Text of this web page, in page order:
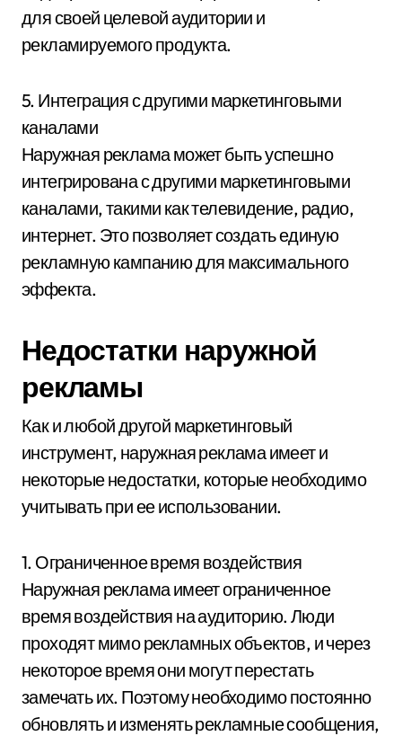
для своей целевой аудитории и
рекламируемого продукта.
5. Интеграция с другими маркетинговыми
каналами
Наружная реклама может быть успешно
интегрирована с другими маркетинговыми
каналами, такими как телевидение, радио,
интернет. Это позволяет создать единую
рекламную кампанию для максимального
эффекта.
Недостатки наружной
рекламы
Как и любой другой маркетинговый
инструмент, наружная реклама имеет и
некоторые недостатки, которые необходимо
учитывать при ее использовании.
1. Ограниченное время воздействия
Наружная реклама имеет ограниченное
время воздействия на аудиторию. Люди
проходят мимо рекламных объектов, и через
некоторое время они могут перестать
замечать их. Поэтому необходимо постоянно
обновлять и изменять рекламные сообщения,